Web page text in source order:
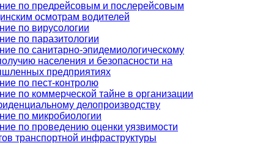
по предрейсовым и послерейсовым
осмотрам водителей
по вирусологии
по паразитологии
по санитарно-эпидемиологическому
населения и безопасности на
предприятиях
по пест-контролю
по коммерческой тайне в организации
делопроизводству
по микробиологии
по проведению оценки уязвимости
транспортной инфраструктуры